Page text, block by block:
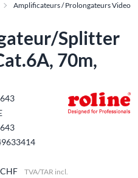
Amplificateurs / Prolongateurs Video
Splitter
70m,
TVA/TAR incl.